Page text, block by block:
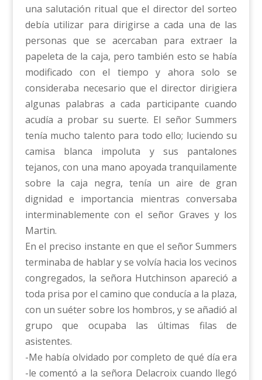
una salutación ritual que el director del sorteo
debía utilizar para dirigirse a cada una de las
personas que se acercaban para extraer la
papeleta de la caja, pero también esto se había
modificado con el tiempo y ahora solo se
consideraba necesario que el director dirigiera
algunas palabras a cada participante cuando
acudía a probar su suerte. El señor Summers
tenía mucho talento para todo ello; luciendo su
camisa blanca impoluta y sus pantalones
tejanos, con una mano apoyada tranquilamente
sobre la caja negra, tenía un aire de gran
dignidad e importancia mientras conversaba
interminablemente con el señor Graves y los
Martin.
En el preciso instante en que el señor Summers
terminaba de hablar y se volvía hacia los vecinos
congregados, la señora Hutchinson apareció a
toda prisa por el camino que conducía a la plaza,
con un suéter sobre los hombros, y se añadió al
grupo que ocupaba las últimas filas de
asistentes.
-Me había olvidado por completo de qué día era
-le comentó a la señora Delacroix cuando llegó